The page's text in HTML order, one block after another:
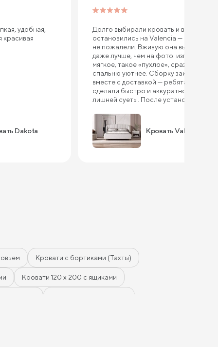
удобная,
красивая
Dakota
Долго выбирали кровать и в итоге
остановились на Valencia — ни разу
не пожалели. Вживую она выглядит
даже лучше, чем на фото: изголовье
мягкое, такое «пухлое», сразу делает
спальню уютнее. Сборку заказывали
вместе с доставкой — ребята всё
сделали быстро и аккуратно, без
лишней суеты. После установки
шатается и не скрипит. Ткань
приятная на ощупь, выглядит
качественно, не создаёт ощущения
«дешёвки». Очень порадовал
массивным. В остальном всё супер,
кровать своих денег точно стоит.
Если ищете что-то современное и
уютное — хороший вариант
Кровать Valencia
Кровати с бортиками (Тахты)
Кровати 120 х 200 с ящиками